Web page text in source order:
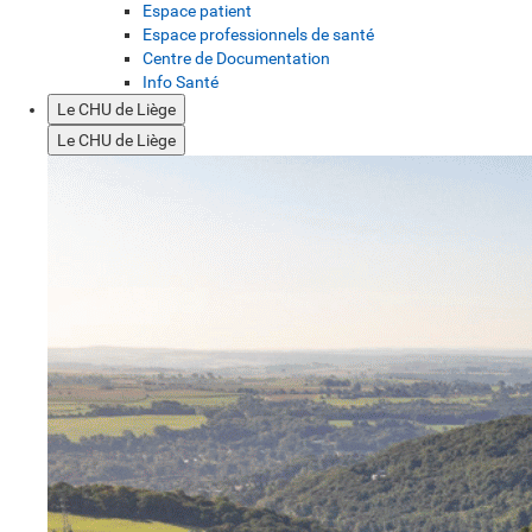
Espace patient
Espace professionnels de santé
Centre de Documentation
Info Santé
Le CHU de Liège
Le CHU de Liège